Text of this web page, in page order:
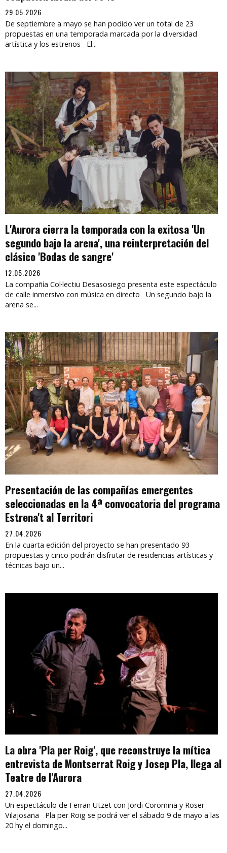
29.05.2026
De septiembre a mayo se han podido ver un total de 23
propuestas en una temporada marcada por la diversidad
artística y los estrenos El...
L'Aurora cierra la temporada con la exitosa 'Un
segundo bajo la arena', una reinterpretación del
clásico 'Bodas de sangre'
12.05.2026
La compañía Col·lectiu Desasosiego presenta este espectáculo
de calle inmersivo con música en directo Un segundo bajo la
arena se...
Presentación de las compañías emergentes
seleccionadas en la 4ª convocatoria del programa
Estrena't al Territori
27.04.2026
En la cuarta edición del proyecto se han presentado 93
propuestas y cinco podrán disfrutar de residencias artísticas y
técnicas bajo un...
La obra 'Pla per Roig', que reconstruye la mítica
entrevista de Montserrat Roig y Josep Pla, llega al
Teatre de l'Aurora
27.04.2026
Un espectáculo de Ferran Utzet con Jordi Coromina y Roser
Vilajosana Pla per Roig se podrá ver el sábado 9 de mayo a las
20 hy el domingo...